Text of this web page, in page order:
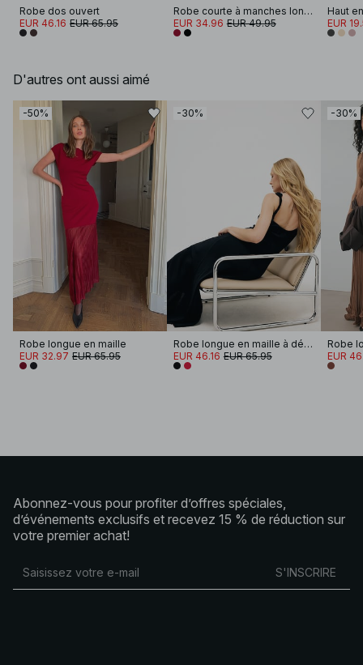
Robe dos ouvert
EUR 46.16 EUR 65.95
Robe courte à manches longues
EUR 34.96 EUR 49.95 EUR
D'autres ont aussi aimé
-50%
Robe longue en maille
EUR 32.97 EUR 65.95
-30%
Robe longue en maille à détail torsadé
EUR 46.16 EUR 65.95
-30%
EUR
Abonnez-vous pour profiter d’offres spéciales,
d’événements exclusifs et recevez 15 % de réduction sur
votre premier achat!
S'INSCRIRE